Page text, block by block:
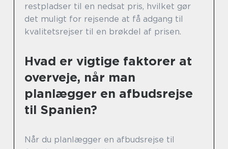
restpladser til en nedsat pris, hvilket gør
det muligt for rejsende at få adgang til
kvalitetsrejser til en brøkdel af prisen.
Hvad er vigtige faktorer at
overveje, når man
planlægger en afbudsrejse
til Spanien?
Når du planlægger en afbudsrejse til